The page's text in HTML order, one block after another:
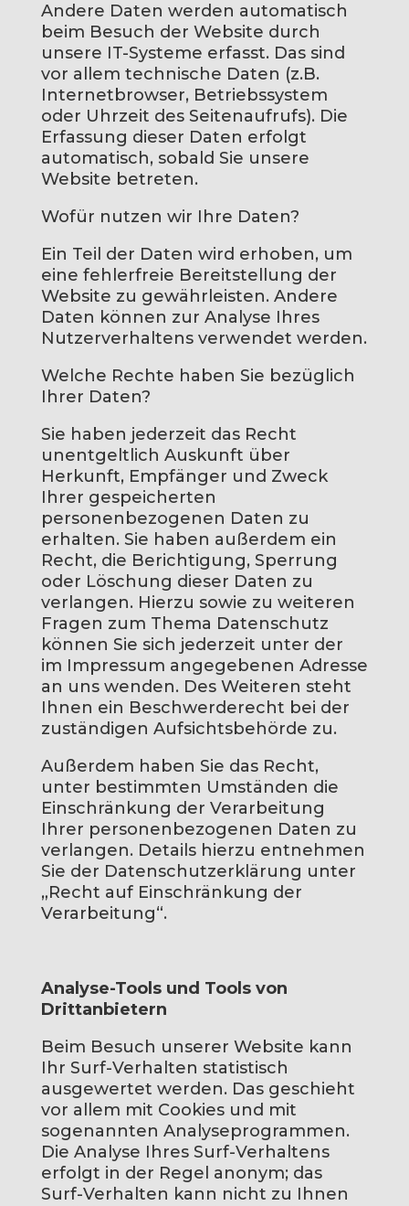
Andere Daten werden automatisch
beim Besuch der Website durch
unsere IT-Systeme erfasst. Das sind
vor allem technische Daten (z.B.
Internetbrowser, Betriebssystem
oder Uhrzeit des Seitenaufrufs). Die
Erfassung dieser Daten erfolgt
automatisch, sobald Sie unsere
Website betreten.
Wofür nutzen wir Ihre Daten?
Ein Teil der Daten wird erhoben, um
eine fehlerfreie Bereitstellung der
Website zu gewährleisten. Andere
Daten können zur Analyse Ihres
Nutzerverhaltens verwendet werden.
Welche Rechte haben Sie bezüglich
Ihrer Daten?
Sie haben jederzeit das Recht
unentgeltlich Auskunft über
Herkunft, Empfänger und Zweck
Ihrer gespeicherten
personenbezogenen Daten zu
erhalten. Sie haben außerdem ein
Recht, die Berichtigung, Sperrung
oder Löschung dieser Daten zu
verlangen. Hierzu sowie zu weiteren
Fragen zum Thema Datenschutz
können Sie sich jederzeit unter der
im Impressum angegebenen Adresse
an uns wenden. Des Weiteren steht
Ihnen ein Beschwerderecht bei der
zuständigen Aufsichtsbehörde zu.
Außerdem haben Sie das Recht,
unter bestimmten Umständen die
Einschränkung der Verarbeitung
Ihrer personenbezogenen Daten zu
verlangen. Details hierzu entnehmen
Sie der Datenschutzerklärung unter
„Recht auf Einschränkung der
Verarbeitung“.
Analyse-Tools und Tools von
Drittanbietern
Beim Besuch unserer Website kann
Ihr Surf-Verhalten statistisch
ausgewertet werden. Das geschieht
vor allem mit Cookies und mit
sogenannten Analyseprogrammen.
Die Analyse Ihres Surf-Verhaltens
erfolgt in der Regel anonym; das
Surf-Verhalten kann nicht zu Ihnen